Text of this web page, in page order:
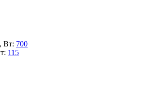
Вт: 700
: 115